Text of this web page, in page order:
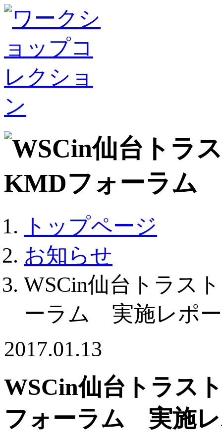
トップページ
お知らせ
WSCin仙台トラス
ーラム 実施レポ
2017.01.13
WSCin仙台トラス
フォーラム 実施